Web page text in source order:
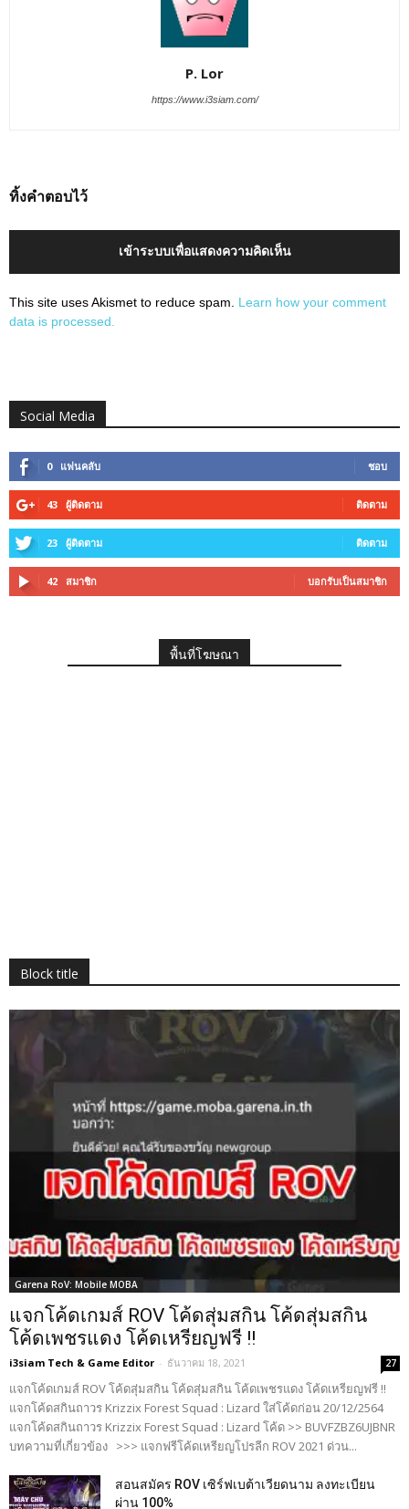
P. Lor
https://www.i3siam.com/
ทิ้งคำตอบไว้
เข้าระบบเพื่อแสดงความคิดเห็น
This site uses Akismet to reduce spam. Learn how your comment
data is processed.
Social Media
0 แฟนคลับ ชอบ
43 ผู้ติดตาม ติดตาม
23 ผู้ติดตาม ติดตาม
42 สมาชิก บอกรับเป็นสมาชิก
พื้นที่โฆษณา
Block title
Garena RoV: Mobile MOBA
แจกโค้ดเกมส์ ROV โค้ดสุ่มสกิน โค้ดสุ่มสกิน
โค้ดเพชรแดง โค้ดเหรียญฟรี !!
i3siam Tech & Game Editor - ธันวาคม 18, 2021 27
แจกโค้ดเกมส์ ROV โค้ดสุ่มสกิน โค้ดสุ่มสกิน โค้ดเพชรแดง โค้ดเหรียญฟรี !!
แจกโค้ดสกินถาวร Krizzix Forest Squad : Lizard ใส่โค้ดก่อน 20/12/2564
แจกโค้ดสกินถาวร Krizzix Forest Squad : Lizard โค้ด >> BUVFZBZ6UJBNR
บทความที่เกี่ยวข้อง >>> แจกฟรีโค้ดเหรียญโปรลีก ROV 2021 ด่วน...
สอนสมัคร ROV เซิร์ฟเบต้าเวียดนาม ลงทะเบียน
ผ่าน 100%